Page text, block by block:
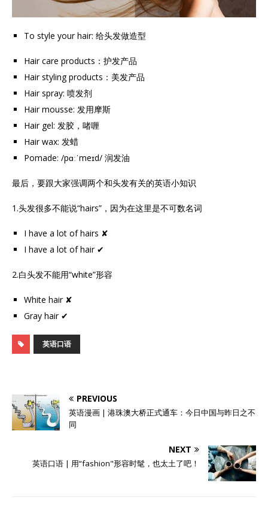
To style your hair: 给头发做造型
Hair care products：护发产品
Hair styling products：美发产品
Hair spray: 喷发剂
Hair mousse: 发用摩斯
Hair gel: 发胶，啫喱
Hair wax: 发蜡
Pomade: /pɑːˈmeɪd/ 润发油
最后，要跟大家强调两个和头发有关的英语小知识
1.头发很多不能说“hairs”，因为在这里是不可数名词
I have a lot of hairs ✘
I have a lot of hair ✔
2.白头发不能用“white”形容
White hair ✘
Gray hair ✔
英语口语
PREVIOUS
英语漫画 | 港珠澳大桥正式通车：今日中国与昨日之不
同
NEXT
英语口语 | 用“fashion"形容时髦，也太土了吧！